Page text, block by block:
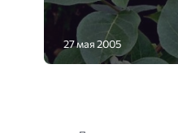
27 мая 2005